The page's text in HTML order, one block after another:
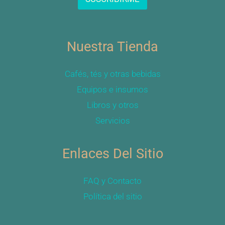
E
i
l
Nuestra Tienda
Cafés, tés y otras bebidas
Equipos e insumos
Libros y otros
Servicios
Enlaces Del Sitio
FAQ y Contacto
Política del sitio